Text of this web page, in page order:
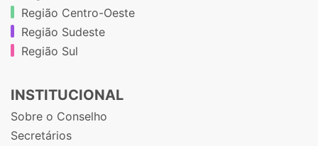
Região Centro-Oeste
Região Sudeste
Região Sul
INSTITUCIONAL
Sobre o Conselho
Secretários